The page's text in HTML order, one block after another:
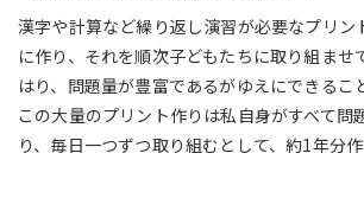
漢字や計算など繰り返し演習が必要なプリン
に作り、それを順次子どもたちに取り組ませ
はり、問題量が豊富であるがゆえにできるこ
この大量のプリント作りは私自身がすべて問
り、毎日一つずつ取り組むとして、約1年分作